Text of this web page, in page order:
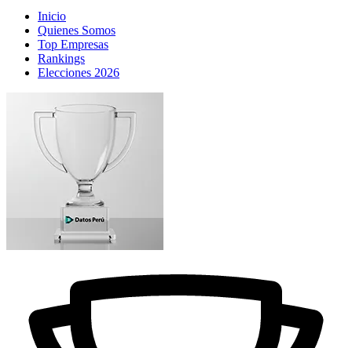
Inicio
Quienes Somos
Top Empresas
Rankings
Elecciones 2026